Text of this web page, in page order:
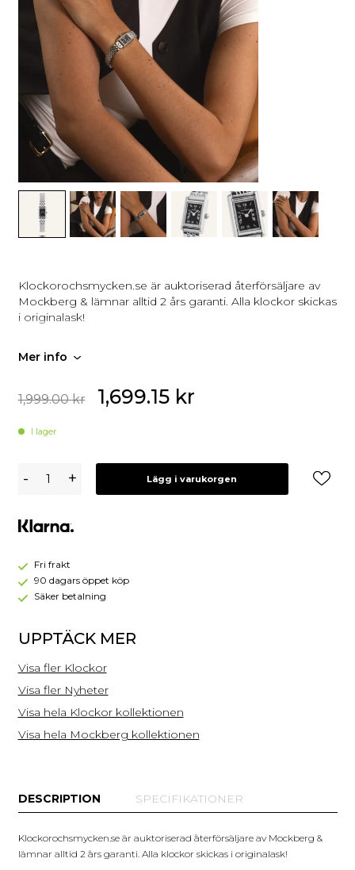
Klockorochsmycken.se är auktoriserad återförsäljare av
Mockberg & lämnar alltid 2 års garanti. Alla klockor skickas
i originalask!
Mer info
1,999.00kr 1,699.15 kr
I lager
Timeless
Klocka
Stål
- + Lägg i varukorgen
Fri frakt
90 dagars öppet köp
Säker betalning
UPPTÄCK MER
Visa fler Klockor
Visa fler Nyheter
Visa hela Klockor kollektionen
Visa hela Mockberg kollektionen
DESCRIPTION SPECIFIKATIONER
Klockorochsmycken.se är auktoriserad återförsäljare av Mockberg &
lämnar alltid 2 års garanti. Alla klockor skickas i originalask!